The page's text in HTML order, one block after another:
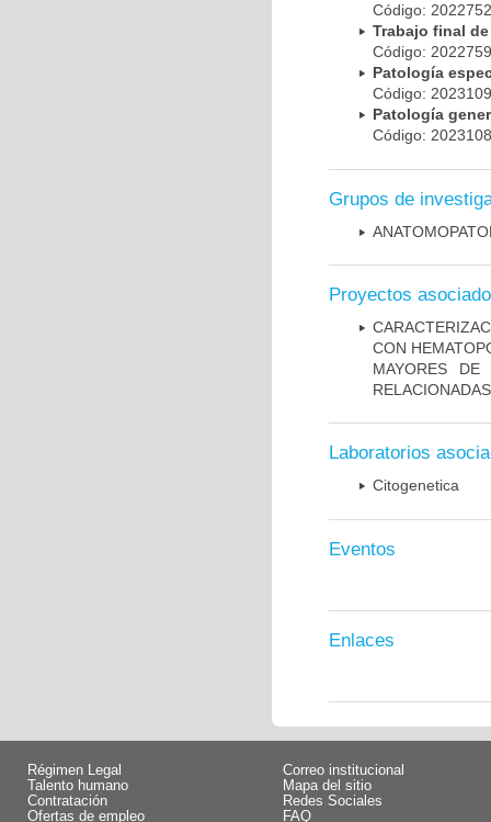
Código:
Trabajo final
Código:
Patología
Código:
Patología
Código:
Grupos de
Proyectos
CON
MAYORES DE
Laboratorios
Citogenetica
Eventos
Enlaces
Régimen Legal
Talento humano
Contratación
Ofertas de empleo
Correo institucional
Mapa del sitio
Redes Sociales
FAQ